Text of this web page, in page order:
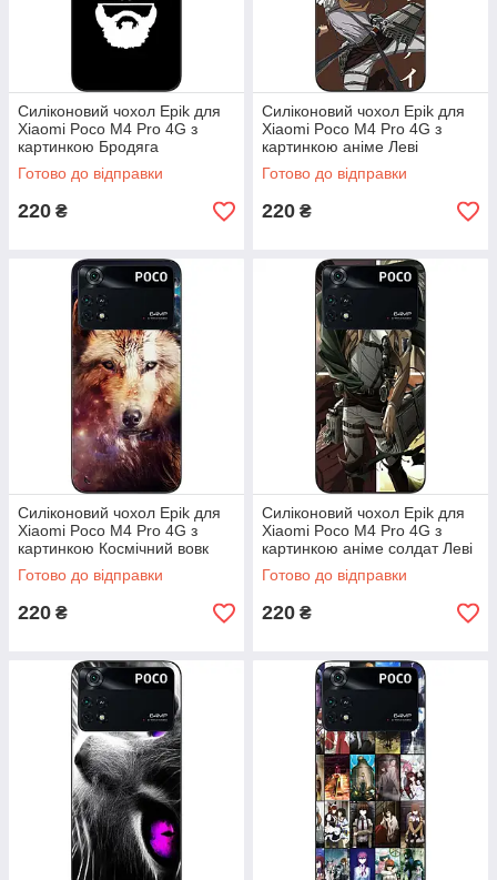
Силіконовий чохол Epik для
Xiaomi Poco M4 Pro 4G з
картинкою Бродяга
Готово до відправки
220 ₴
Силіконовий чохол Epik для
Xiaomi Poco M4 Pro 4G з
картинкою аніме Леві
Акерман
Готово до відправки
220 ₴
Силіконовий чохол Epik для
Xiaomi Poco M4 Pro 4G з
картинкою Космічний вовк
Готово до відправки
220 ₴
Силіконовий чохол Epik для
Xiaomi Poco M4 Pro 4G з
картинкою аніме солдат Леві
Готово до відправки
220 ₴